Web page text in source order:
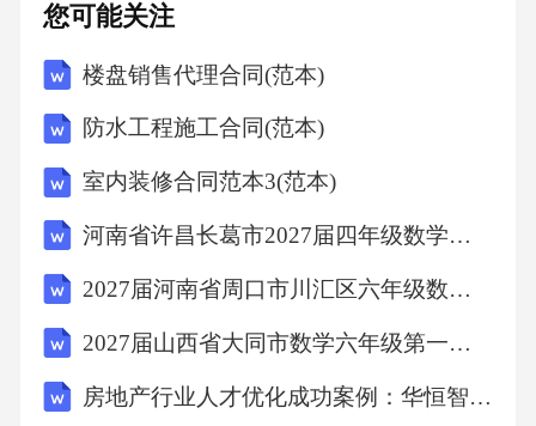
乙方违约责任1.若乙方未按照本协议约定支付服
务费用，每逾期一日，应按照未支付金额的%向
甲方支付逾期违约金。逾期超过日的，甲方有
的费用及逾期违约金。2.如乙方违反保密义务，
应向甲方支付违约金人民币元（大写元整），
并赔偿甲方因此遭受的全部损失。如损失难以
计算，违约金按照服务费用总额的%计算。3.若
单，导致销售工作受到不利影响，乙方应承担
您可能关注
楼盘销售代理合同(范本)
防水工程施工合同(范本)
室内装修合同范本3(范本)
河南省许昌长葛市2027届四年级数学第一学期期末监测模拟试题含解析
2027届河南省周口市川汇区六年级数学第一学期期末达标检测试题含解析
2027届山西省大同市数学六年级第一学期期末质量跟踪监视模拟试题含解析
房地产行业人才优化成功案例：华恒智信破解薪酬竞争力不足